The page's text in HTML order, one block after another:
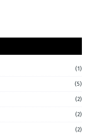
(1)
(5)
(2)
(2)
(2)